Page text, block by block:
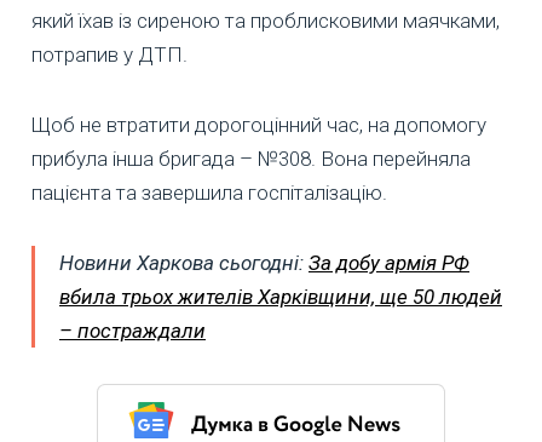
який їхав із сиреною та проблисковими маячками,
потрапив у ДТП.
Щоб не втратити дорогоцінний час, на допомогу
прибула інша бригада – №308. Вона перейняла
пацієнта та завершила госпіталізацію.
Новини Харкова сьогодні: За добу армія РФ
вбила трьох жителів Харківщини, ще 50 людей
– постраждали